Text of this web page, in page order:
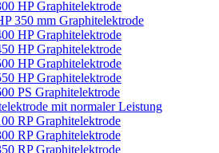
HP Graphitelektrode
350 mm Graphitelektrode
HP Graphitelektrode
HP Graphitelektrode
HP Graphitelektrode
HP Graphitelektrode
PS Graphitelektrode
mit normaler Leistung
RP Graphitelektrode
RP Graphitelektrode
RP Graphitelektrode